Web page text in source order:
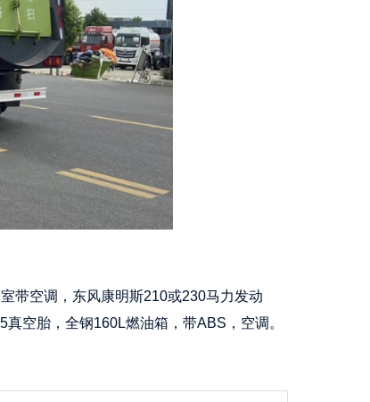
带空调，东风康明斯210或230马力发动
空胎，全钢160L燃油箱，带ABS，空调。